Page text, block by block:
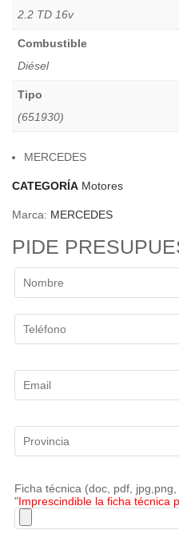
2.2 TD 16v
Combustible
Diésel
Tipo
(651930)
MERCEDES
CATEGORÍA Motores
Marca: MERCEDES
PIDE
Ficha técnica (doc, pdf,
"Imprescindible la ficha técnica